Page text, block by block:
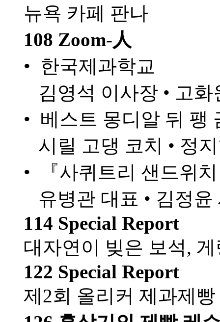
뉴욕 카페 판나
108 Zoom-人
• 한국제과학교
김영석 이사장 • 고화
• 베스트 몽디알 뒤 팽
시릴 고댕 코치 • 정
• 『사퀴트리 샌드위
유병관 대표 • 김정윤
114 Special Report
대자연이 빚은 보석,
122 Special Report
제2회 올리커 제과제